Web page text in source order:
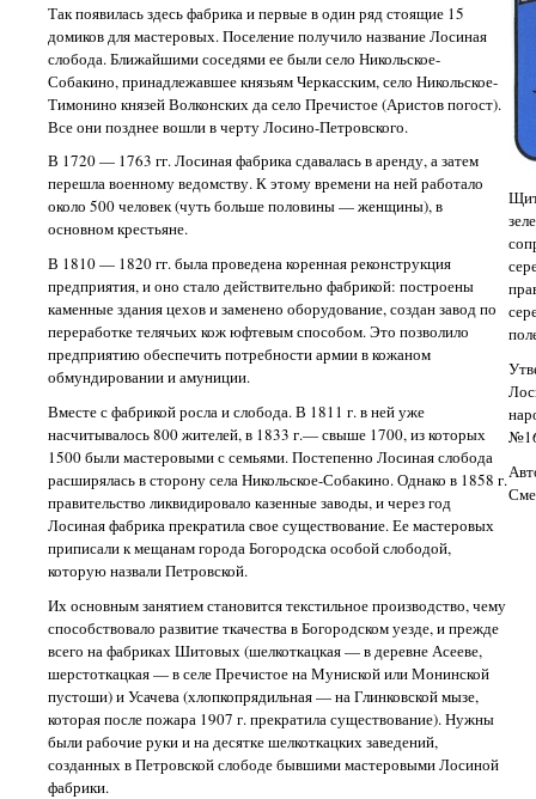
Так появилась здесь фабрика и первые в один ряд стоящие 15
домиков для мастеровых. Поселение получило название Лосиная
слобода. Ближайшими соседями ее были село Никольское-
Собакино, принадлежавшее князьям Черкасским, село Никольское-
Тимонино князей Волконских да село Пречистое (Аристов погост).
Все они позднее вошли в черту Лосино-Петровского.
В 1720 — 1763 гг. Лосиная фабрика сдавалась в аренду, а затем
перешла военному ведомству. К этому времени на ней работало
около 500 человек (чуть больше половины — женщины), в
основном крестьяне.
В 1810 — 1820 гг. была проведена коренная реконструкция
предприятия, и оно стало действительно фабрикой: построены
каменные здания цехов и заменено оборудование, создан завод по
переработке телячьих кож юфтевым способом. Это позволило
предприятию обеспечить потребности армии в кожаном
обмундировании и амуниции.
Вместе с фабрикой росла и слобода. В 1811 г. в ней уже
насчитывалось 800 жителей, в 1833 г.— свыше 1700, из которых
1500 были мастеровыми с семьями. Постепенно Лосиная слобода
расширялась в сторону села Никольское-Собакино. Однако в 1858 г.
правительство ликвидировало казенные заводы, и через год
Лосиная фабрика прекратила свое существование. Ее мастеровых
приписали к мещанам города Богородска особой слободой,
которую назвали Петровской.
Их основным занятием становится текстильное производство, чему
способствовало развитие ткачества в Богородском уезде, и прежде
всего на фабриках Шитовых (шелкоткацкая — в деревне Асееве,
шерстоткацкая — в селе Пречистое на Муниской или Монинской
пустоши) и Усачева (хлопкопрядильная — на Глинковской мызе,
которая после пожара 1907 г. прекратила существование). Нужны
были рабочие руки и на десятке шелкоткацких заведений,
созданных в Петровской слободе бывшими мастеровыми Лосиной
фабрики.